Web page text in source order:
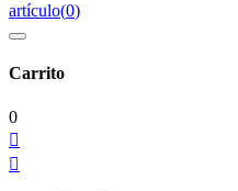
artículo(0)
Carrito
0

